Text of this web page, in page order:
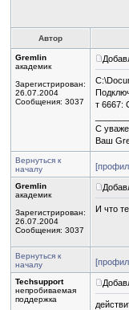
Автор
Gremlin
академик
Зарегистрирован:
26.07.2004
Сообщения: 3037
т 6667:
С
Ваш
Вернуться к
началу
Gremlin
академик
Зарегистрирован:
26.07.2004
Сообщения: 3037
И что
Вернуться к
началу
Techsupport
непробиваемая
поддержка